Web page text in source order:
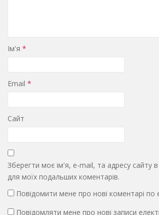
Ім'я *
Email *
Сайт
Зберегти моє ім'я, e-mail, та адресу сайту
для моїх подальших коментарів.
Повідомити мене про нові коментарі по
Повідомляти мене про нові записи